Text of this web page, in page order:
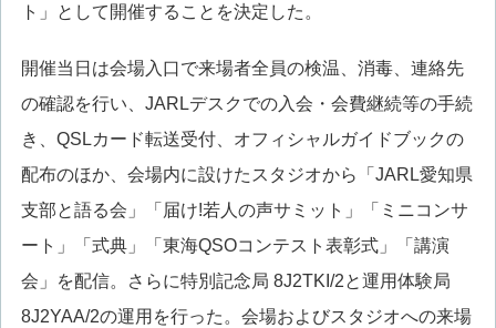
ト」として開催することを決定した。
開催当日は会場入口で来場者全員の検温、消毒、連絡先
の確認を行い、JARLデスクでの入会・会費継続等の手続
き、QSLカード転送受付、オフィシャルガイドブックの
配布のほか、会場内に設けたスタジオから「JARL愛知県
支部と語る会」「届け!若人の声サミット」「ミニコンサ
ート」「式典」「東海QSOコンテスト表彰式」「講演
会」を配信。さらに特別記念局 8J2TKI/2と運用体験局
8J2YAA/2の運用を行った。会場およびスタジオへの来場